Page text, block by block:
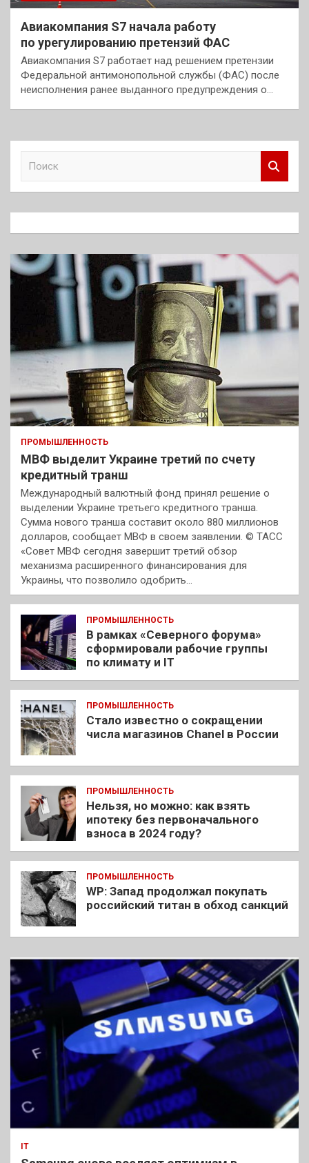
Авиакомпания S7 начала работу
по урегулированию претензий ФАС
Авиакомпания S7 работает над решением претензии
Федеральной антимонопольной службы (ФАС) после
неисполнения ранее выданного предупреждения о…
к
ПРОМЫШЛЕННОСТЬ
МВФ выделит Украине третий по счету
кредитный транш
Международный валютный фонд принял решение о
выделении Украине третьего кредитного транша.
Сумма нового транша составит около 880 миллионов
долларов, сообщает МВФ в своем заявлении. © ТАСС
«Совет МВФ сегодня завершит третий обзор
механизма расширенного финансирования для
Украины, что позволило одобрить…
ПРОМЫШЛЕННОСТЬ
В рамках «Северного форума»
сформировали рабочие группы
по климату и IT
ПРОМЫШЛЕННОСТЬ
Стало известно о сокращении
числа магазинов Chanel в России
ПРОМЫШЛЕННОСТЬ
Нельзя, но можно: как взять
ипотеку без первоначального
взноса в 2024 году?
ПРОМЫШЛЕННОСТЬ
WP: Запад продолжал покупать
российский титан в обход санкций
IT